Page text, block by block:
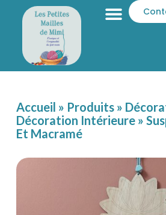
Accueil » Produits»
Décoration Intérieure»
Et Macramé